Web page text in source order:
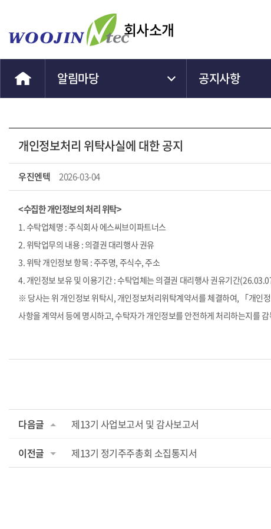
회사소개
알림마당 공지사항
개인정보처리 위탁사실에 대한 공지
우진엔텍 2026-03-04
<수집한 개인정보의 처리 위탁>
1.수탁업체명 :주식회사 에스씨브이파트너스
2.위탁업무의 내용 : 의결권 대리행사 권유
3.위탁 개인정보 항목 :주주명, 주식수,주소
4. 개인정보 보유 및 이용기간:수탁업체는 의결권 대리행사 권유기간
※ 당사는 위 개인정보 위탁시, 개인정보처리위탁계약서를 체결하여, 「개인
사항을 계약서 등에 명시하고,수탁자가 개인정보를 안전하게 처리하는지를
다음글 제13기 사업보고서 및 감사보고서
이전글 제13기 정기주주총회 소집통지서